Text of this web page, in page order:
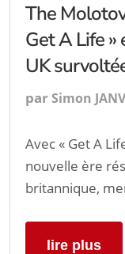
The
Get A Life
UK
parSimon
Avec « Get A
nouvelle ère
britannique,
lire plus